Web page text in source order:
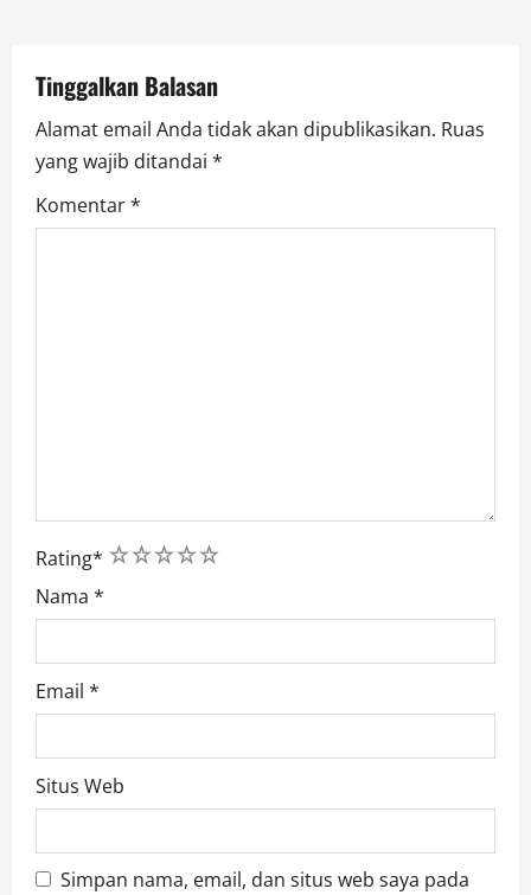
o
n
Tinggalkan Balasan
Alamat email Anda tidak akan dipublikasikan. Ruas
yang wajib ditandai *
Komentar*
Rating* 5
4
3
2
1
Nama *
Email *
Situs Web
Simpan nama, email, dan situs web saya pada